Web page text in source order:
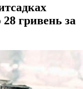
гривень за